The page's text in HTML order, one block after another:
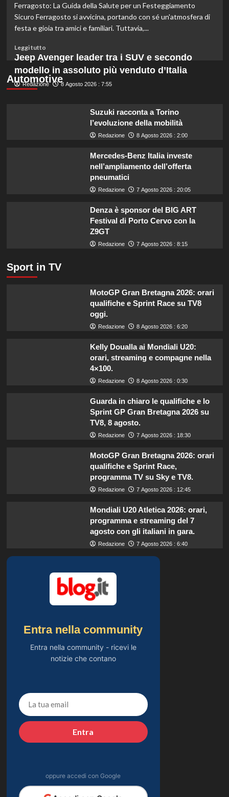
finanziamenti
aumentati
di
per
settore
primario.
Ferragosto: La Guida della Salute per un Festeggiamento
Sicuro Ferragosto si avvicina, portando con sé un'atmosfera di
festa e gioia tra amici e familiari. Tuttavia,...
Leggi tuttoLeggi
di
più
su
Rinfresca
Automotive
Jeep Avenger leader tra i SUV e secondo
modello in assoluto più venduto d’Italia
Redazione 8 Agosto 2026 : 7:55
Suzuki racconta a Torino
l’evoluzione della mobilità
Redazione 8 Agosto 2026 : 2:00
Mercedes-Benz Italia investe
nell’ampliamento dell’offerta
pneumatici
Redazione 7 Agosto 2026 : 20:05
Denza è sponsor del BIG ART
Festival di Porto Cervo con la
Z9GT
Redazione 7 Agosto 2026 : 8:15
Sport in TV
MotoGP Gran Bretagna 2026: orari
qualifiche e Sprint Race su TV8
oggi.
Redazione 8 Agosto 2026 : 6:20
Kelly Doualla ai Mondiali U20:
orari, streaming e compagne nella
4×100.
Redazione 8 Agosto 2026 : 0:30
Guarda in chiaro le qualifiche e lo
Sprint GP Gran Bretagna 2026 su
TV8, 8 agosto.
Redazione 7 Agosto 2026 : 18:30
MotoGP Gran Bretagna 2026: orari
qualifiche e Sprint Race,
programma TV su Sky e TV8.
Redazione 7 Agosto 2026 : 12:45
Mondiali U20 Atletica 2026: orari,
programma e streaming del 7
agosto con gli italiani in gara.
Redazione 7 Agosto 2026 : 6:40
Entra nella community
Entra nella community - ricevi le
notizie che contano
Entra
oppure accedi con Google